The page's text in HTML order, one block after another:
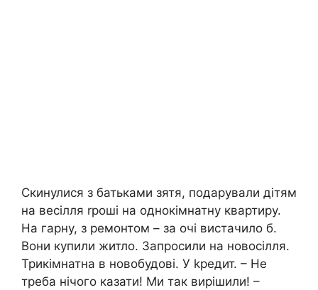
Скинулися з батьками зятя, подарували дітям
на весілля rроші на однокімнатну квартиру.
На гарну, з ремонтом – за очі вистачило б.
Вони купили житло. Запросили на новосілля.
Трикімнатна в новобудові. У kредит. – Не
треба нічого казати! Ми так вирішили! –